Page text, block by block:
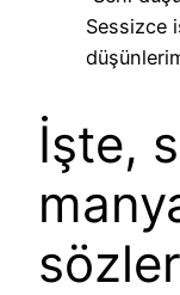
Sessizce
İşte,
sözler